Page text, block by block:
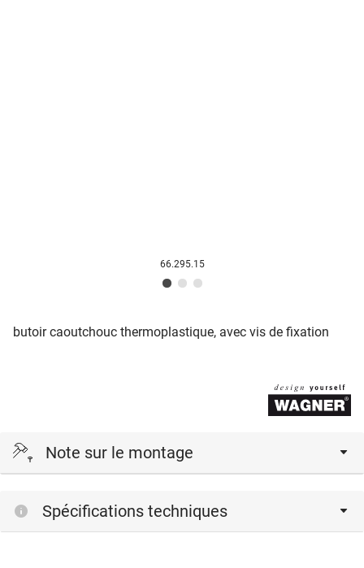
66.295.15
butoir caoutchouc thermoplastique, avec vis de fixation
Note sur le montage
Screw or Glue. Visser ou coller ? Vous avez le choix. Ces
beaux butoirs peuvent être vissés pour une fixation durable
Spécifications techniques